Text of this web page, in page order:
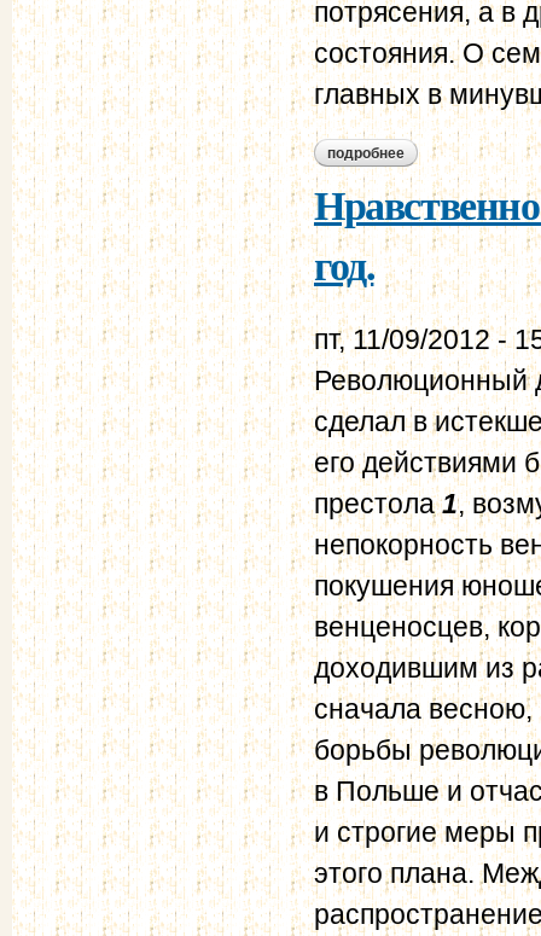
потрясения, а в
состояния. О
главных в
подробнее о нравственно-
год.
пт, 11/09/2012 -
Революционный
сделал в
его действиями
престола1,
непокорность
покушения
венценосцев,
доходившим из
сначала
борьбы
в Польше и
и строгие меры
этого плана.